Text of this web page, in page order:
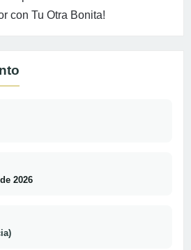
con Tu Otra Bonita!
2026